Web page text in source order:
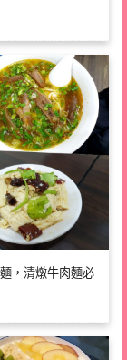
，清燉牛肉麵必